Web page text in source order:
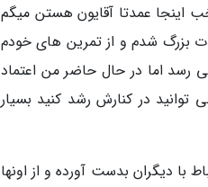
اینجا عمدتا آقایون هستن میگم
بزرگ شدم و از تمرین های خودم
رسد اما در حال حاضر من اعتماد
در کنارش رشد کنید بسیار
با دیگران بدست آورده و از اونها